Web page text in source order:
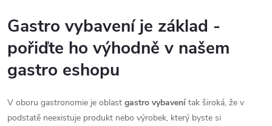
Gastro vybavení je základ -
pořiďte ho výhodně v našem
gastro eshopu
V oboru gastronomie je oblast gastro vybavení tak široká, že v
podstatě neexistuje produkt nebo výrobek, který byste si